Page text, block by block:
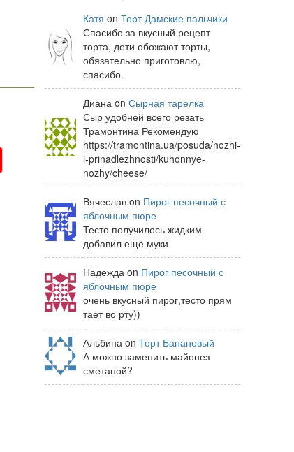
Катя on Торт Дамские пальчики
Спасибо за вкусный рецепт
торта, дети обожают торты,
обязательно приготовлю,
спасибо.
Диана on Сырная тарелка
Сыр удобней всего резать
Трамонтина Рекомендую
https://tramontina.ua/posuda/nozhi-
i-prinadlezhnosti/kuhonnye-
nozhy/cheese/
Вячеслав on Пирог песочный с
яблочным пюре
Тесто получилось жидким
добавил ещё муки
Надежда on Пирог песочный с
яблочным пюре
очень вкусный пирог,тесто прям
тает во рту))
Альбина on Торт Банановый
А можно заменить майонез
сметаной?